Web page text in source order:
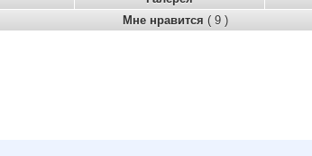
Мне нравится ( 9 )